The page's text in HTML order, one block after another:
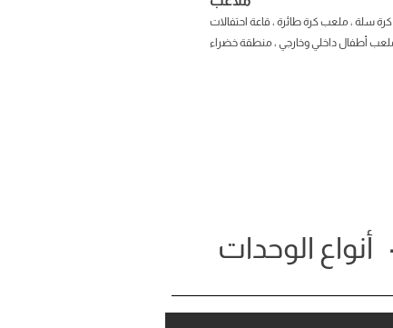
ة سلة ، ملعب كرة طائرة ، قاعة احتفالات
أطفال داخلي وخارجي ، منطقة خضراء
أنواع الوحدات